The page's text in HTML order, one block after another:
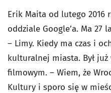
Erik Maita od lutego 2016
oddziale Google’a. Ma 27
– Limy. Kiedy ma czas i
kulturalnej miasta. Był
filmowym. – Wiem, że
Kultury i sporo się w